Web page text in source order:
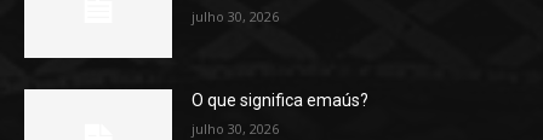
julho 30, 2026
O que significa emaús?
julho 30, 2026